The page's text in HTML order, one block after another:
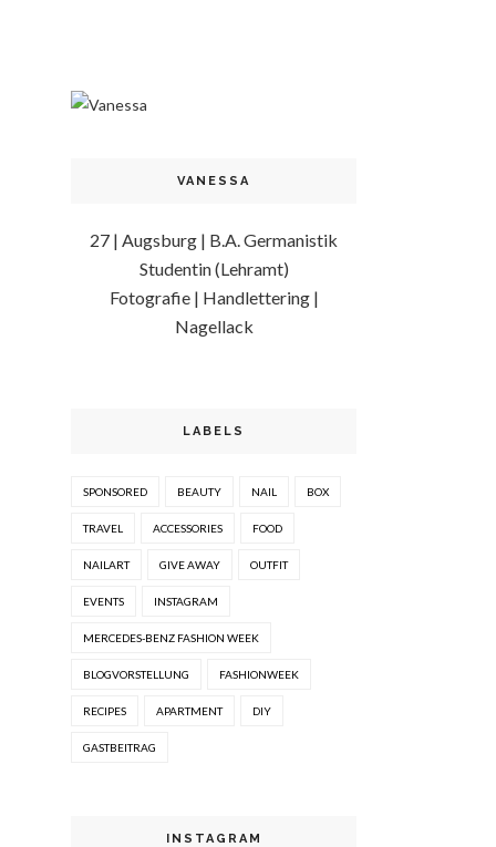
VANESSA
27 | Augsburg | B.A. Germanistik
Studentin (Lehramt)
Fotografie | Handlettering |
Nagellack
LABELS
SPONSORED BEAUTY NAIL BOX
TRAVEL ACCESSORIES FOOD
NAILART GIVE AWAY OUTFIT
EVENTS INSTAGRAM
MERCEDES-BENZ FASHION WEEK
BLOGVORSTELLUNG FASHIONWEEK
RECIPES APARTMENT DIY
GASTBEITRAG
INSTAGRAM